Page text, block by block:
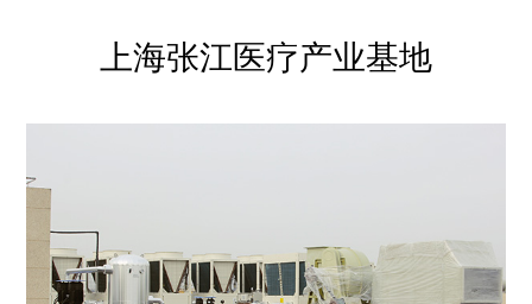
上海张江医疗产业基地